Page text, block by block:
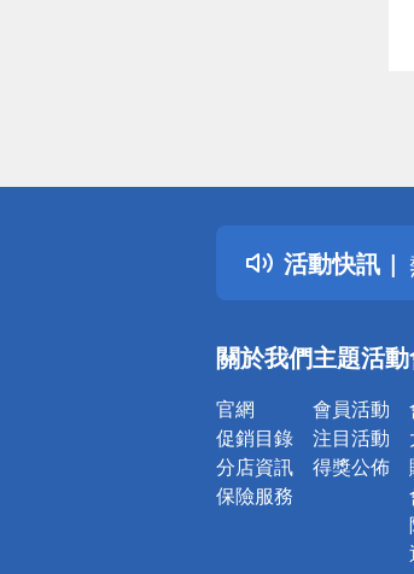
活動快訊
關於我們
官網
促銷目錄
分店資訊
保險服務
主題活動
會員活動
注目活動
得獎公佈